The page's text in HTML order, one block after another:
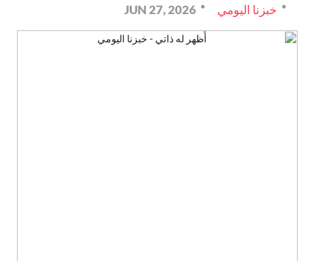
خبزنا اليومي JUN 27, 2026